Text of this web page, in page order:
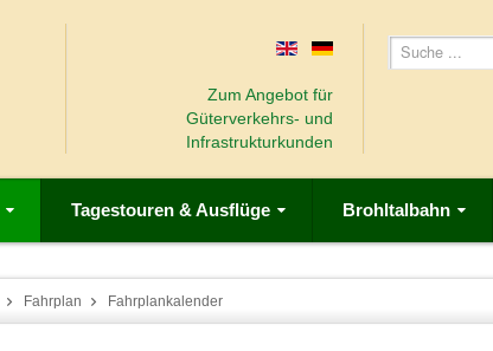
Zum Angebot für
Güterverkehrs- und
Infrastrukturkunden
Tagestouren & Ausflüge Brohltalbahn
Fahrplan Fahrplankalender